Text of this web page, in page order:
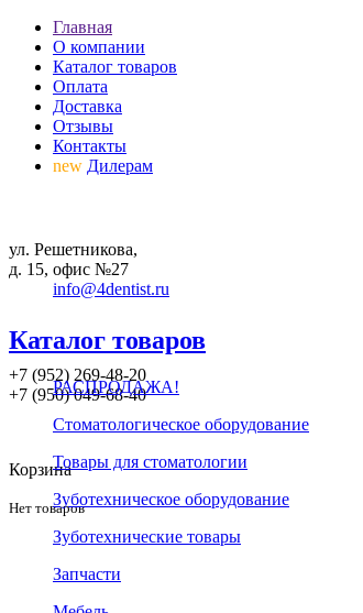
Главная
О компании
Каталог товаров
Оплата
Доставка
Отзывы
Контакты
new Дилерам
ул. Решетникова,
д. 15, офис №27
info@4dentist.ru
+7 (952) 269-48-20
‪+7 (950) 049-68-40
Корзина
Нет товаров
Каталог товаров
РАСПРОДАЖА!
Стоматологическое оборудование
Товары для стоматологии
Зуботехническое оборудование
Зуботехнические товары
Запчасти